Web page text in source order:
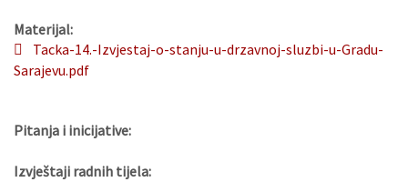
Materijal:
Tacka-14.-Izvjestaj-o-stanju-u-drzavnoj-sluzbi-u-Gradu-
Sarajevu.pdf
Pitanja i inicijative:
Izvještaji radnih tijela: